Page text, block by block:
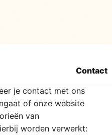
Contact
We respecteren hierbij
je contact met ons
of onze website
van
worden verwerkt: